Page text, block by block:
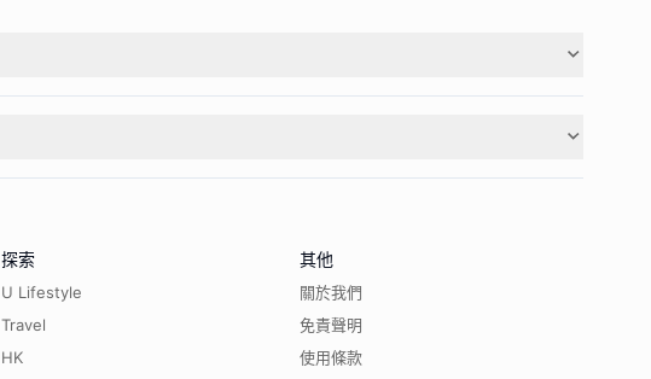
探索
U Lifestyle
Travel
HK
其他
關於我們
免責聲明
使用條款